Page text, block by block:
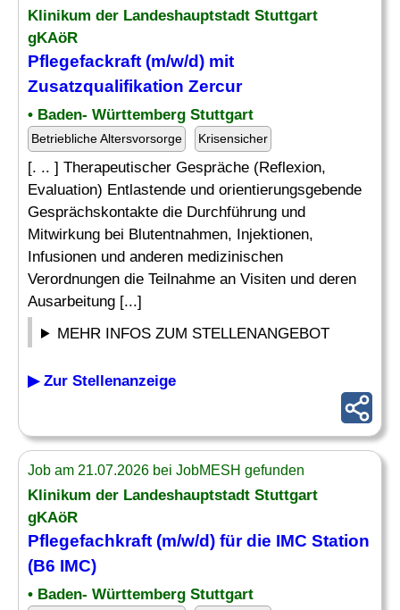
Klinikum der Landeshauptstadt Stuttgart
gKAöR
Pflegefackraft (m/w/d) mit
Zusatzqualifikation Zercur
• Baden- Württemberg Stuttgart
Betriebliche Altersvorsorge Krisensicher
[. .. ] Therapeutischer Gespräche (Reflexion,
Evaluation) Entlastende und orientierungsgebende
Gesprächskontakte die Durchführung und
Mitwirkung bei Blutentnahmen, Injektionen,
Infusionen und anderen medizinischen
Verordnungen die Teilnahme an Visiten und deren
Ausarbeitung [...]
MEHR INFOS ZUM STELLENANGEBOT
▶ Zur Stellenanzeige
Job am 21.07.2026 bei JobMESH gefunden
Klinikum der Landeshauptstadt Stuttgart
gKAöR
Pflegefachkraft (m/w/d) für die IMC Station
(B6 IMC)
• Baden- Württemberg Stuttgart